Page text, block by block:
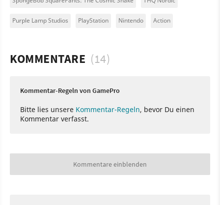
Purple Lamp Studios PlayStation Nintendo Action
KOMMENTARE (14)
Kommentar-Regeln von GamePro
Bitte lies unsere Kommentar-Regeln, bevor Du einen
Kommentar verfasst.
Kommentare einblenden